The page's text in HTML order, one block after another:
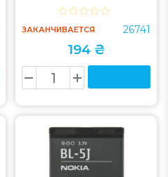
ЗАКАНЧИВАЕТСЯ 26741
194 ₴